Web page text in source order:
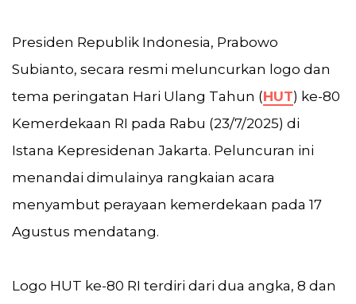
Presiden Republik Indonesia, Prabowo
Subianto, secara resmi meluncurkan logo dan
tema peringatan Hari Ulang Tahun (HUT) ke-80
Kemerdekaan RI pada Rabu (23/7/2025) di
Istana Kepresidenan Jakarta. Peluncuran ini
menandai dimulainya rangkaian acara
menyambut perayaan kemerdekaan pada 17
Agustus mendatang.
Logo HUT ke-80 RI terdiri dari dua angka, 8 dan